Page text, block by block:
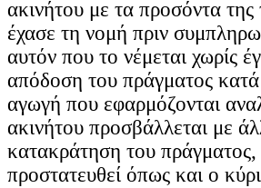
ακινήτου με τα προσόντα της
έχασε τη νομή πριν
αυτόν που το νέμεται χωρίς
απόδοση του πράγματος κατά
αγωγή που εφαρμόζονται
ακινήτου προσβάλλεται με
κατακράτηση του πράγματος,
προστατευθεί όπως και ο